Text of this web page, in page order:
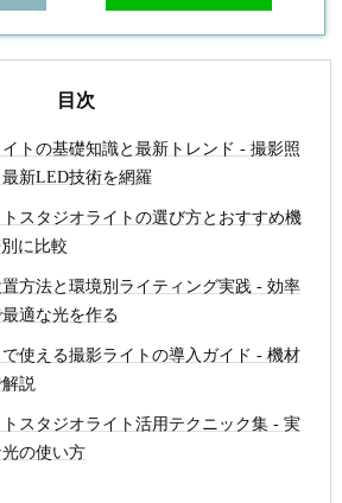
目次
トの基礎知識と最新トレンド - 撮影照
新LED技術を網羅
スタジオライトの選び方とおすすめ機
に比較
方法と環境別ライティング実践 - 効率
適な光を作る
使える撮影ライトの導入ガイド - 機材
説
スタジオライト活用テクニック集 - 実
の使い方